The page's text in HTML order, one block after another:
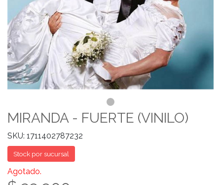
MIRANDA - FUERTE (VINILO)
SKU: 1711402787232
Stock por sucursal
Agotado.